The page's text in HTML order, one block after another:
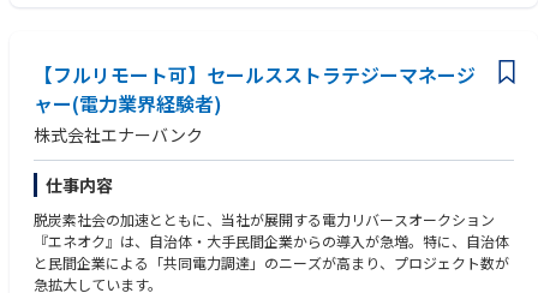
・PMF済プロダクト×成長市場で事業スケールを牽引できる
・脱炭素/エネルギーDXという社会的意義の高い領域で成果を残せる
・組織設計/仕組み化の余地が大きく、成長フェーズならではの裁量があ
ります
・フルリモート×フレックス制で、パフォーマンス重視の柔軟な働き方が
可能です
・裁量やプレッシャーを前向きに捉え、手触り感ある成果にこだわる方
・多様なステークホルダーと信頼関係を築き、チームで成果を出すことに
喜びを感じられる方
・完全リモート環境でも自律的に行動し、質の高いコミュニケーションを
取れる方
【フルリモート可】セールスストラテジーマネージ
ャー(電力業界経験者)
株式会社エナーバンク
仕事内容
脱炭素社会の加速とともに、当社が展開する電力リバースオークション
『エネオク』は、自治体・大手民間企業からの導入が急増。特に、自治体
と民間企業による「共同電力調達」のニーズが高まり、プロジェクト数が
急拡大しています。